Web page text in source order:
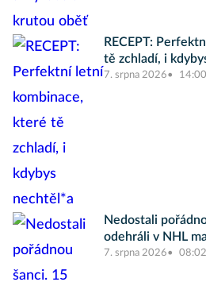
RECEPT:
tě zchladí, i
7. srpna 2026 14:00
Nedostali
odehráli v NHL
7. srpna 2026 08:02